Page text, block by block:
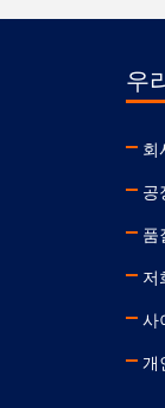
우
회
공
품
저
사
개